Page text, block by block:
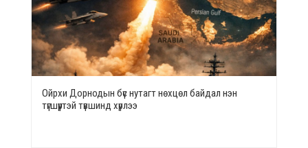
Ойрхи Дорнодын бүс нутагт нөхцөл байдал нэн
түгшүүртэй түвшинд хүрлээ